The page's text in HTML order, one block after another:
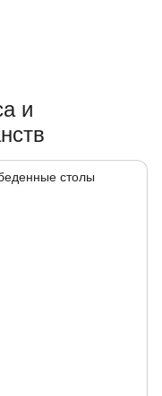
и